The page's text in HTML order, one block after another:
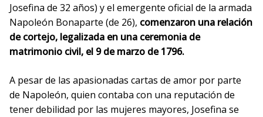
Josefina de 32 años) y el emergente oficial de la armada
Napoleón Bonaparte (de 26), comenzaron una relación
de cortejo, legalizada en una ceremonia de
matrimonio civil, el 9 de marzo de 1796.
A pesar de las apasionadas cartas de amor por parte
de Napoleón, quien contaba con una reputación de
tener debilidad por las mujeres mayores, Josefina se